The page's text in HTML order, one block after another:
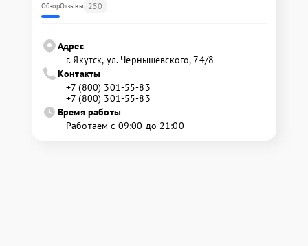
ОбзорОтзывы 250
Адрес
г. Якутск, ул. Чернышевского, 74/8
Контакты
+7 (800) 301-55-83
+7 (800) 301-55-83
Время работы
Работаем с 09:00 до 21:00